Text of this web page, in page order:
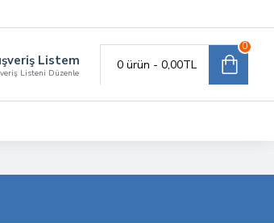
Listem
Listeni Düzenle
0 ürün - 0,00TL
0